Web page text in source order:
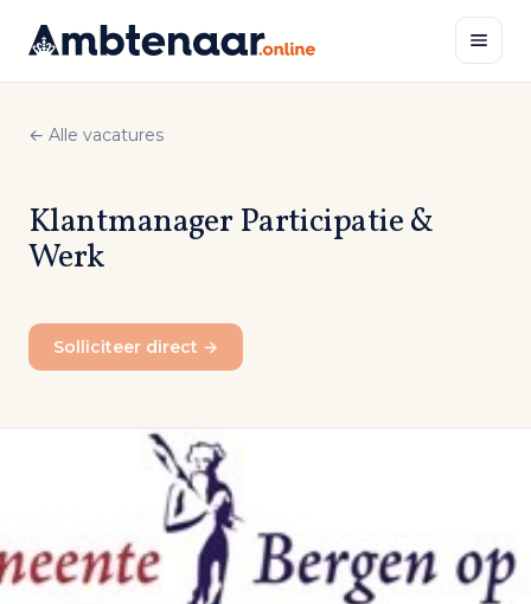
inhoud
← Alle vacatures
Klantmanager Participatie &
Werk
Solliciteer direct →